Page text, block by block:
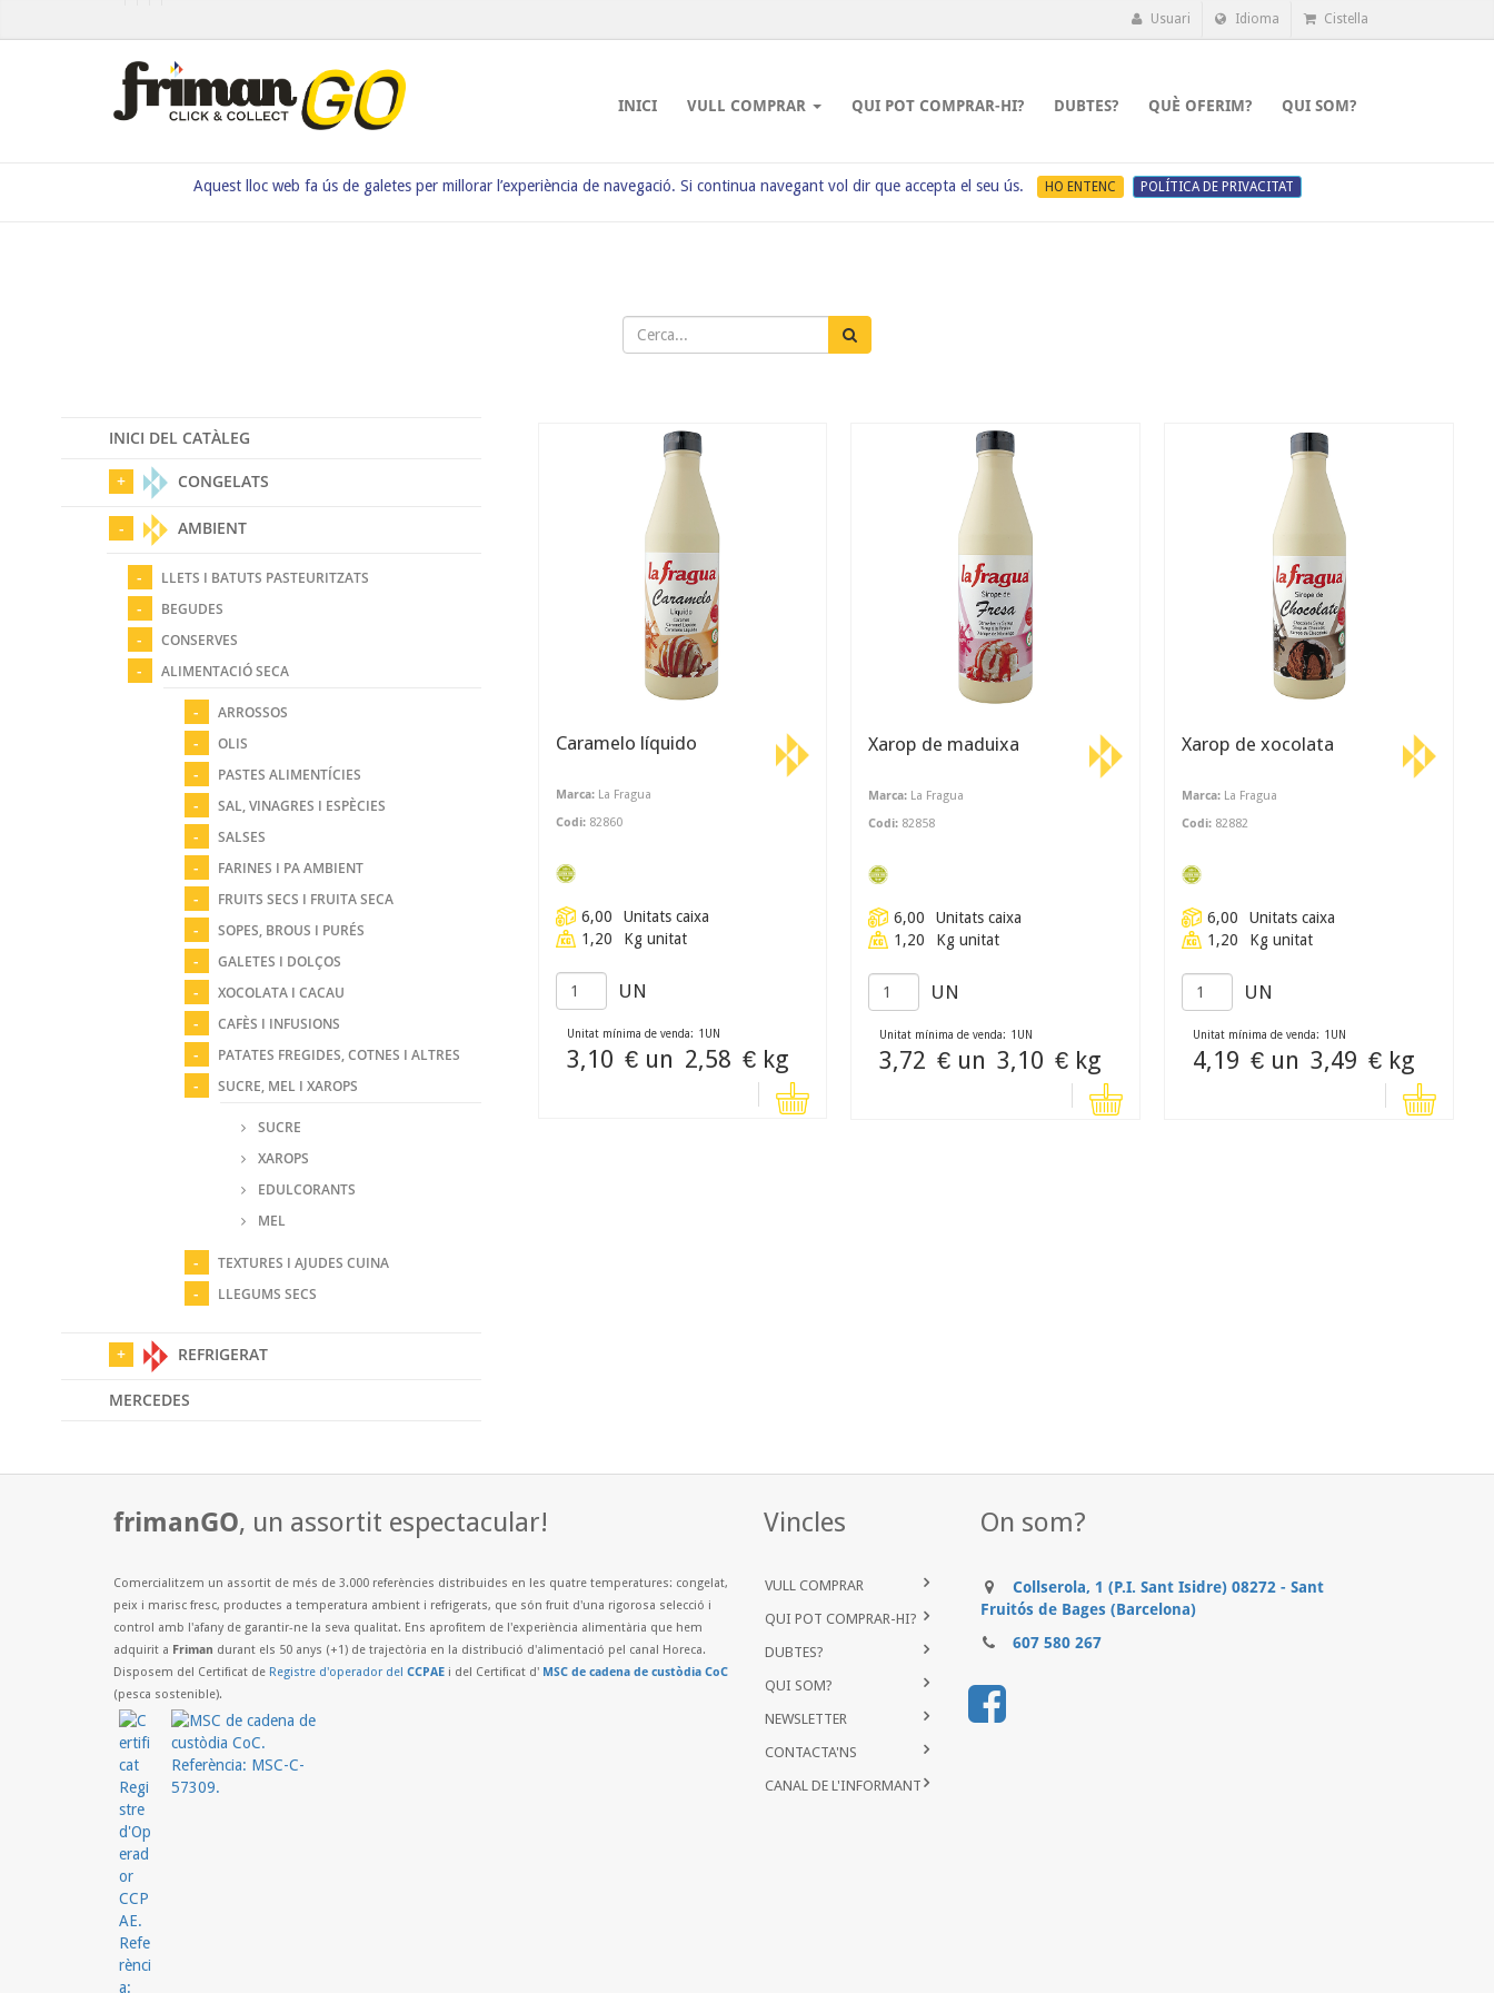
Aquest lloc web fa ús de galetes per millorar l’experiència de navegació. Si continua navegant vol dir que accepta el seu ús. HO ENTENC POLÍTICA DE PRIVACITAT
Usuari Idioma Cistella
INICI VULL COMPRAR QUI POT COMPRAR-HI? DUBTES? QUÈ OFERIM? QUI SOM?
INICI DEL CATÀLEG
CONGELATS
AMBIENT
LLETS I BATUTS PASTEURITZATS
BEGUDES
CONSERVES
ALIMENTACIÓ SECA
ARROSSOS
OLIS
PASTES ALIMENTÍCIES
SAL, VINAGRES I ESPÈCIES
SALSES
FARINES I PA AMBIENT
FRUITS SECS I FRUITA SECA
SOPES, BROUS I PURÉS
GALETES I DOLÇOS
XOCOLATA I CACAU
CAFÈS I INFUSIONS
PATATES FREGIDES, COTNES I ALTRES
SUCRE, MEL I XAROPS
SUCRE
XAROPS
EDULCORANTS
MEL
TEXTURES I AJUDES CUINA
LLEGUMS SECS
REFRIGERAT
MERCEDES
Caramelo líquido
Marca: La Fragua
Codi: 82860
6,00
Unitats caixa
1,20
Kg unitat
UN
Unitat mínima de venda: 1 UN
3,10 € un 2,58 € kg
Xarop de maduixa
Marca: La Fragua
Codi: 82858
6,00
Unitats caixa
1,20
Kg unitat
UN
Unitat mínima de venda: 1 UN
3,72 € un 3,10 € kg
Xarop de xocolata
Marca: La Fragua
Codi: 82882
6,00
Unitats caixa
1,20
Kg unitat
UN
Unitat mínima de venda: 1 UN
4,19 € un 3,49 € kg
frimanGO, un assortit espectacular!
Comercialitzem un assortit de més de 3.000 referències distribuides en les quatre temperatures: congelat,
peix i marisc fresc, productes a temperatura ambient i refrigerats, que són fruit d'una rigorosa selecció i
control amb l'afany de garantir-ne la seva qualitat. Ens aprofitem de l'experiència alimentària que hem
adquirit a Friman durant els 50 anys (+1) de trajectòria en la distribució d'alimentació pel canal Horeca.
Disposem del Certificat de Registre d'operador del CCPAE i del Certificat d' MSC de cadena de custòdia CoC
(pesca sostenible).
Vincles
VULL COMPRAR
QUI POT COMPRAR-HI?
DUBTES?
QUI SOM?
NEWSLETTER
CONTACTA'NS
CANAL DE L'INFORMANT
On som?
Collserola, 1 (P.I. Sant Isidre) 08272 - Sant
Fruitós de Bages (Barcelona)
607 580 267